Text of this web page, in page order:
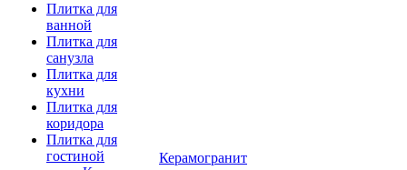
Плитка для
ванной
Плитка для
санузла
Плитка для
кухни
Плитка для
коридора
Плитка для
гостиной
Керамогранит